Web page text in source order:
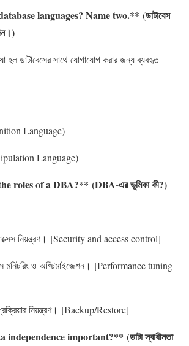
languages? Name two.** (ডাটাবেস
হল ডাটাবেসের সাথে যোগাযোগ করার জন্য ব্যবহৃত
Language)
Language)
roles of a DBA?** (DBA-এর ভূমিকা কী?)
নিয়ন্ত্রণ। [Security and access control]
মনিটরিং ও অপ্টিমাইজেশন। [Performance tuning
নিয়ন্ত্রণ। [Backup/Restore]
important?** (ডাটা স্বাধীনতা